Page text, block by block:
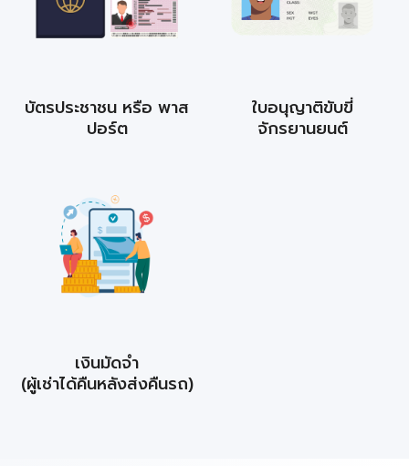
บัตรประชาชน หรือ พาส
ปอร์ต
ใบอนุญาติขับขี่
จักรยานยนต์
เงินมัดจำ
(ผู้เช่าได้คืนหลังส่งคืนรถ)